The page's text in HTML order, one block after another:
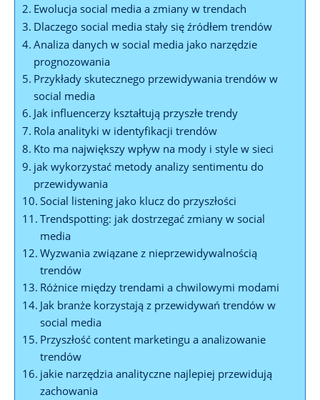
Ewolucja social media a zmiany w trendach
Dlaczego social media stały się źródłem trendów
Analiza danych w social media jako narzędzie
prognozowania
Przykłady skutecznego przewidywania trendów w
social media
Jak influencerzy kształtują przyszłe trendy
Rola analityki w identyfikacji trendów
Kto ma największy wpływ na mody i style w sieci
jak wykorzystać metody analizy sentimentu do
przewidywania
Social listening jako klucz do przyszłości
Trendspotting: jak dostrzegać zmiany w social
media
Wyzwania związane z nieprzewidywalnością
trendów
Różnice między trendami a chwilowymi modami
Jak branże korzystają z przewidywań trendów w
social media
Przyszłość content marketingu a analizowanie
trendów
jakie narzędzia analityczne najlepiej przewidują
zachowania